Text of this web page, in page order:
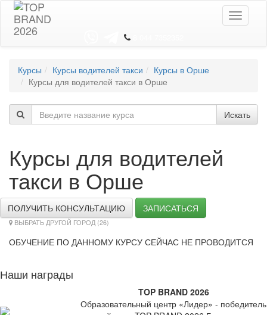
Toggle
Курсы Курсы водителей такси
Курсы в Орше
Курсы для водителей такси в Орше
Искать
Курсы для водителей
такси в Орше
ПОЛУЧИТЬ КОНСУЛЬТАЦИЮ ЗАПИСАТЬСЯ
ВЫБРАТЬ ДРУГОЙ ГОРОД (26)
ОБУЧЕНИЕ ПО ДАННОМУ КУРСУ СЕЙЧАС НЕ ПРОВОДИТСЯ
Наши награды
TOP BRAND 2026
Образовательный центр «Лидер» - победитель